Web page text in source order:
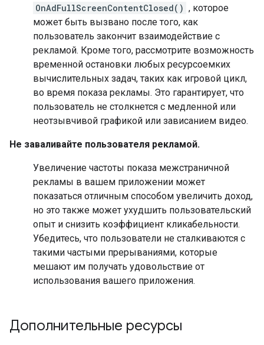
OnAdFullScreenContentClosed() , которое
может быть вызвано после того, как
пользователь закончит взаимодействие с
рекламой. Кроме того, рассмотрите возможность
временной остановки любых ресурсоемких
вычислительных задач, таких как игровой цикл,
во время показа рекламы. Это гарантирует, что
пользователь не столкнется с медленной или
неотзывчивой графикой или зависанием видео.
Не заваливайте пользователя рекламой.
Увеличение частоты показа межстраничной
рекламы в вашем приложении может
показаться отличным способом увеличить доход,
но это также может ухудшить пользовательский
опыт и снизить коэффициент кликабельности.
Убедитесь, что пользователи не сталкиваются с
такими частыми прерываниями, которые
мешают им получать удовольствие от
использования вашего приложения.
Дополнительные ресурсы